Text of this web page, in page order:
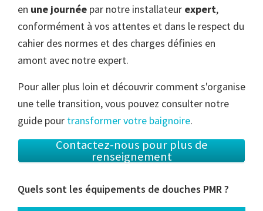
en une journée par notre installateur expert,
conformément à vos attentes et dans le respect du
cahier des normes et des charges définies en
amont avec notre expert.
Pour aller plus loin et découvrir comment s'organise
une telle transition, vous pouvez consulter notre
guide pour transformer votre baignoire.
Contactez-nous pour plus de
renseignement
Quels sont les équipements de douches PMR ?